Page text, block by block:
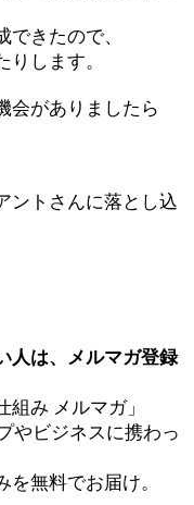
きたので、
します。
会がありましたら
ントさんに落とし込
人は、メルマガ登録
み メルマガ」
やビジネスに携わっ
無料でお届け。